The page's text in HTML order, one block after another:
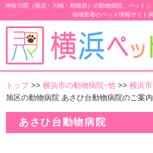
神奈川県（横浜・川崎・相模原）の動物病院、ペット
地域密着のペット情報サイト
トップ >> 横浜市の動物病院･他 >> 横浜
旭区の動物病院 あさひ台動物病院のご案内
あさひ台動物病院